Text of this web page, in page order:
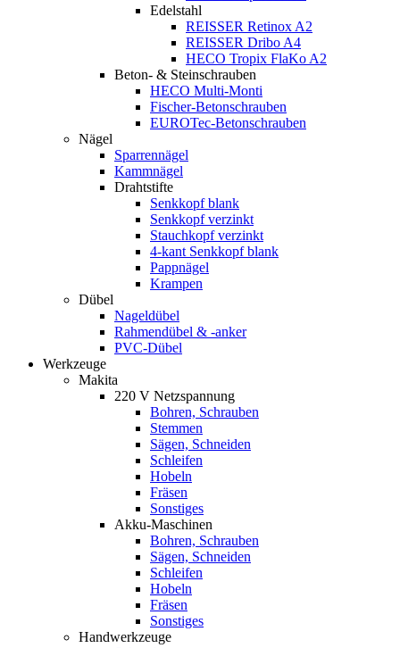
Edelstahl
REISSER Retinox A2
REISSER Dribo A4
HECO Tropix FlaKo A2
Beton- & Steinschrauben
HECO Multi-Monti
Fischer-Betonschrauben
EUROTec-Betonschrauben
Nägel
Sparrennägel
Kammnägel
Drahtstifte
Senkkopf blank
Senkkopf verzinkt
Stauchkopf verzinkt
4-kant Senkkopf blank
Pappnägel
Krampen
Dübel
Nageldübel
Rahmendübel & -anker
PVC-Dübel
Werkzeuge
Makita
220 V Netzspannung
Bohren, Schrauben
Stemmen
Sägen, Schneiden
Schleifen
Hobeln
Fräsen
Sonstiges
Akku-Maschinen
Bohren, Schrauben
Sägen, Schneiden
Schleifen
Hobeln
Fräsen
Sonstiges
Handwerkzeuge